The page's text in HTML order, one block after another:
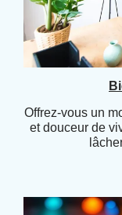
Offrez-vous un
et douceur de